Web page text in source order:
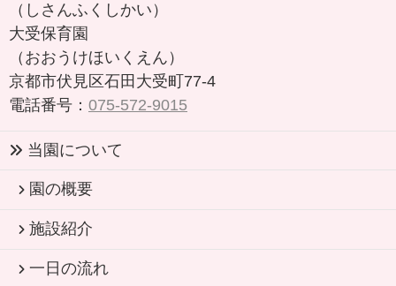
（しさんふくしかい）
大受保育園
（おおうけほいくえん）
京都市伏見区石田大受町77-4
電話番号： 075-572-9015
当園について
園の概要
施設紹介
一日の流れ